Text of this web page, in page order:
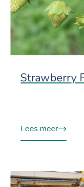
Strawberry
Lees meer